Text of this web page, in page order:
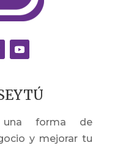
una forma de
y mejorar tu